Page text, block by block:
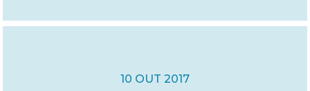
10 OUT 2017